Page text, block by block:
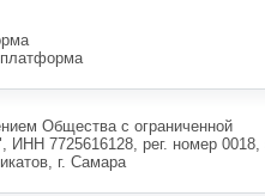
платформа
Общества с ограниченной
7725616128, рег. номер 0018,
г. Самара